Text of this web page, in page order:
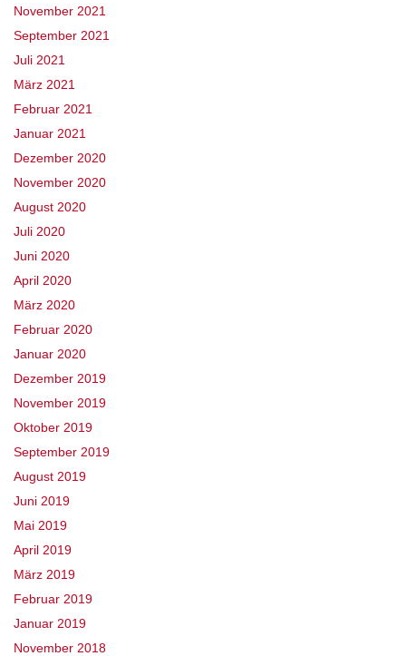
November 2021
September 2021
Juli 2021
März 2021
Februar 2021
Januar 2021
Dezember 2020
November 2020
August 2020
Juli 2020
Juni 2020
April 2020
März 2020
Februar 2020
Januar 2020
Dezember 2019
November 2019
Oktober 2019
September 2019
August 2019
Juni 2019
Mai 2019
April 2019
März 2019
Februar 2019
Januar 2019
November 2018